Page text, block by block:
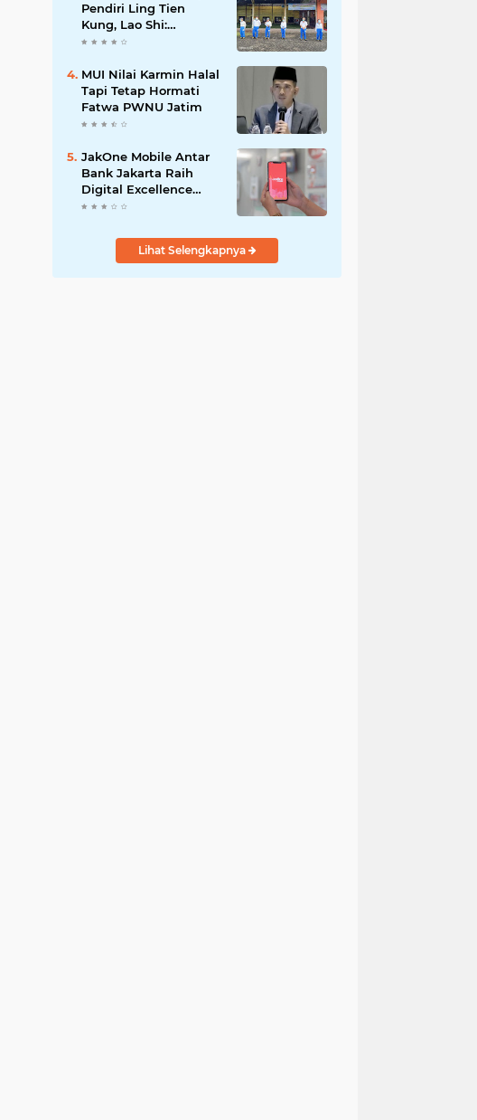
Pendiri Ling Tien
Kung, Lao Shi:
Amanah Harus Kita
MUI Nilai Karmin Halal
Tapi Tetap Hormati
Fatwa PWNU Jatim
JakOne Mobile Antar
Bank Jakarta Raih
Digital Excellence
Awards 2026
Lihat Selengkapnya